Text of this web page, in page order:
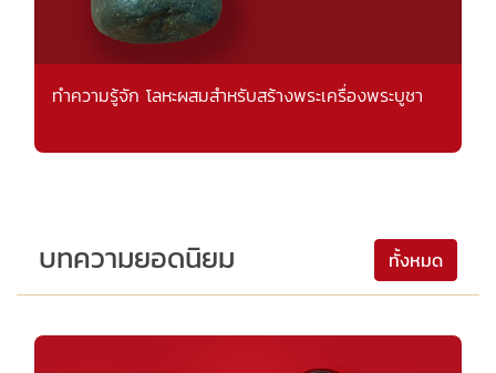
ทำความรู้จัก โลหะผสมสำหรับสร้างพระเครื่องพระบูชา
บทความยอดนิยม ทั้งหมด